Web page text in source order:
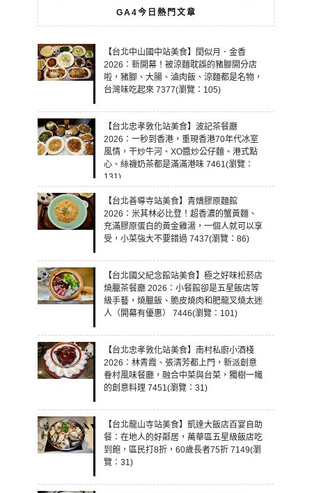
GA4今日熱門文章
【台北中山國中站美食】閏似月．金香
2026：新開幕！被涼麵耽誤的豬腳開分店
啦，豬腳、大腸、滷肉飯、涼麵都是名物，
台灣味吃起來 7377(瀏覽：105)
【台北忠孝敦化站美食】波記茶餐廳
2026：一秒到香港，重現香港70年代冰室
風情，干炒牛河、XO醬炒公仔麵、港式點
心、絲襪奶茶都是滿滿港味 7461(瀏覽：
131)
【台北善導寺站美食】青嬌膠原麵館
2026：米其林必比登！超香濃的蟹黃麵、
充滿膠原蛋白的黃金雞湯，一個人就可以享
受，小菜強大不要錯過 7437(瀏覽：86)
【台北國父紀念館站美食】極之好味松菸店
燒臘茶餐廳 2026：小餐館卻是五星飯店等
級手藝，燒臘飯、脆皮燒肉和肥龍叉燒太迷
人（開幕有優惠） 7446(瀏覽：101)
【台北忠孝敦化站美食】南村私廚小酒棧
2026：林青霞、張清芳都上門，新派創意
眷村風味餐廳，融合中菜與台菜，獨樹一幟
的創意料理 7451(瀏覽：31)
【台北龍山寺站美食】凱達大飯店百宴自助
餐：在地人的好鄰居，萬華區五星級飯店吃
到飽，區民打8折，60歲長者75折 7149(瀏
覽：31)